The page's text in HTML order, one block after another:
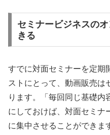
セミナービジネスの
きる
すでに対面セミナーを定期
ストにとって、動画販売は
ります。「毎回同じ基礎内
にしておけば、対面セミナ
に集中させることができま